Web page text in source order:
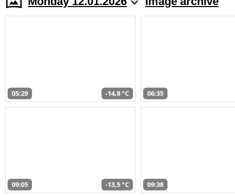
05:29 -14,8 °C 06:35
09:05 -13,5 °C 09:38